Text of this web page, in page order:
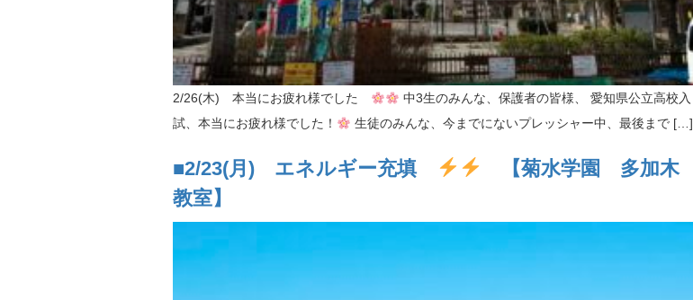
2/26(木) 本当にお疲れ様でした
中3生のみんな、保護者の皆様、 愛知県公立高校入
試、本当にお疲れ様でした！
生徒のみんな、今までにないプレッシャー中、最後まで […]
■2/23(月) エネルギー充填
【菊水学園 多加木
教室】